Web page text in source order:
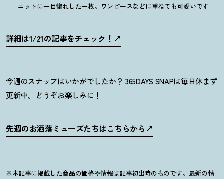
ニットに一目惚れした一枚。ワンピースなどに重ねても可愛いです」
詳細は1/21の記事をチェック ！
今週のスナップはいかがでしたか？ 365DAYS SNAPは毎日休まず
更新中。どうぞお楽しみに ！
先週のお洒落ミューズたちはこちらから
※本記事に掲載した商品の価格や情報は記事初出時のものです。最新の情